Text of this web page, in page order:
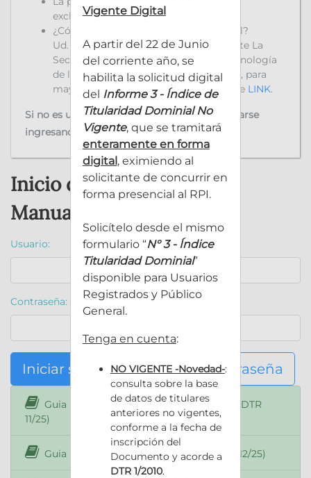
exclusivamente con un VEP.
¿Cómo puedo obtener mi firma Digital?
Ud. puede tramitarlo ante la ONTI o ante La
Secretaría de Innovación, Ciencia y Tecnología
de la Jefatura de Gabinete de Ministros, para
mayor información ingrese al siguiente LINK.
Si no es un usuario registrado, puede registrarse
ingresando
AQUÍ
Inicio de sesión
Manuales y Tutoriales
Usuario:
Contraseña:
Iniciar sesión Olvidé mi contraseña
Guia Rápida ANOTACIÓN DE BOLETOS (DTR
11/25)
Guia Rápida HIPOTECA DIVISIBLE (DTR 12/25)
Vigente Digital
A partir del 22 de Junio
del corriente año, se
habilita la solicitud digital
del Informe 3 - Índice de
Titularidad Dominial No
Vigente, que se tramitará
enteramente en forma
digital, eximiendo al
solicitante de concurrir en
forma presencial al RPI.
Solicítelo desde el mismo
formulario “N° 3 - Índice
Titularidad Dominial”
disponible para Usuarios
Registrados y Público
General.
Tenga en cuenta:
NO VIGENTE -Novedad-:
consulta sobre la base
de datos de titulares
anteriores no vigentes,
conforme a la fecha de
inscripción del
Documento y acorde a
DTR 1/2010.